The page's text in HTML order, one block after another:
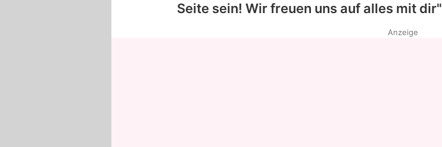
Seite sein! Wir freuen uns auf alles mit dir"
Anzeige